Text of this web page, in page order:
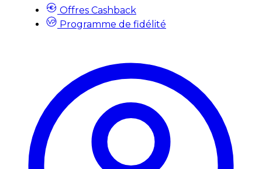
Offres Cashback
Programme de fidélité